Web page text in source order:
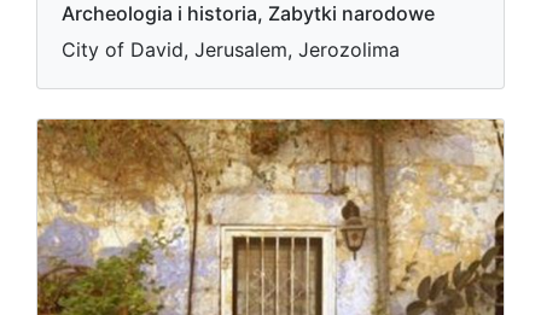
Archeologia i historia, Zabytki narodowe
City of David, Jerusalem, Jerozolima